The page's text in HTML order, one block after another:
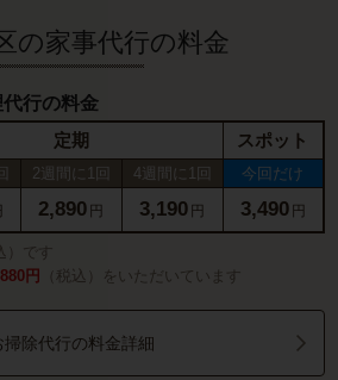
の家事代行の料金
行の料金
定期 スポット
2週間に1回 4週間に1回 今回だけ
2,890 円 3,190 円 3,490 円
です
円 （税込）をいただいています
掃除代行の料金詳細